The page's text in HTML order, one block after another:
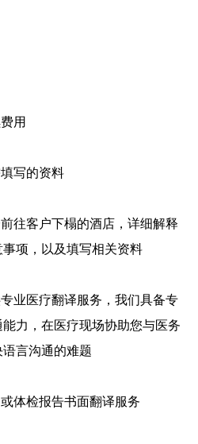
用
写的资料
往客户下榻的酒店，详细解释
项，以及填写相关资料
业医疗翻译服务，我们具备专
力，在医疗现场协助您与医务
言沟通的难题
体检报告书面翻译服务